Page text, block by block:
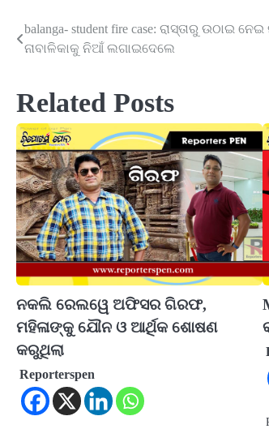
Post
navigation
balanga- student fire case: ରାସ୍ତାରୁ ଉଠାଇ
ନାବାଳିକାକୁ ନିଆଁ ଲଗାଇଦେଲେ
Related Posts
ନକଲି ରେଲୱେ ଅଫିସର ଗିରଫ,
ମହିଳାଙ୍କୁ ଯୌନ ଓ ଆର୍ଥିକ ଶୋଷଣ
କରୁଥିଲା
Reporterspen